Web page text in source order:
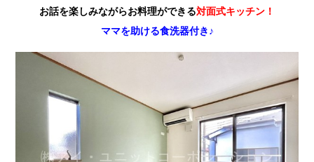
お話を楽しみながらお料理ができる対面式キッチン！
ママを助ける食洗器付き♪